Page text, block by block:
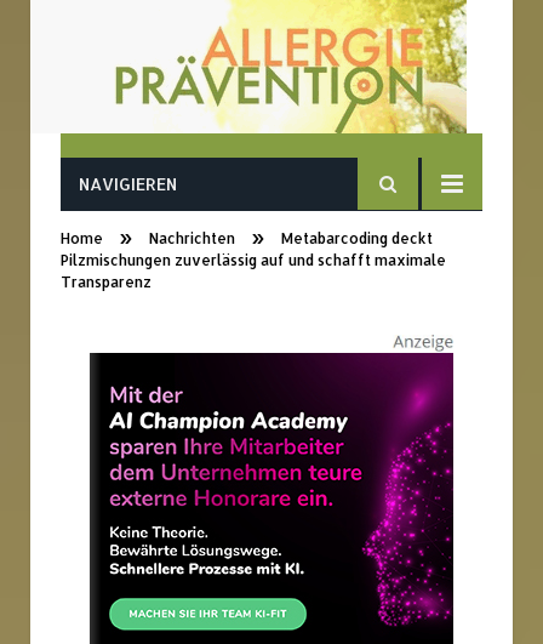
NAVIGIEREN
Home » Nachrichten »
Metabarcoding deckt
Pilzmischungen zuverlässig auf und schafft maximale
Transparenz